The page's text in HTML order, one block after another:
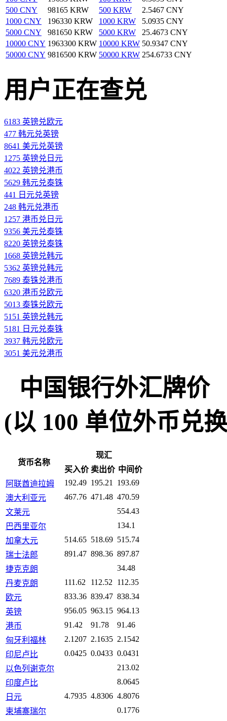
500 CNY
98165 KRW 500 KRW
2.5467 CNY
1000 CNY
196330 KRW 1000 KRW
5.0935 CNY
5000 CNY
981650 KRW 5000 KRW
25.4673 CNY
10000 CNY 1963300 KRW 10000 KRW 50.9347 CNY
50000 CNY 9816500 KRW 50000 KRW 254.6733 CNY
用户正在查兑
6183 英镑兑欧元
477 韩元兑英镑
8641 美元兑英镑
1275 英镑兑日元
4022 英镑兑港币
5629 韩元兑泰铢
441 日元兑英镑
248 韩元兑港币
1257 港币兑日元
9356 美元兑泰铢
8220 英镑兑泰铢
1668 英镑兑韩元
5362 英镑兑韩元
7689 泰铢兑港币
6320 港币兑欧元
5013 泰铢兑欧元
5151 英镑兑韩元
5181 日元兑泰铢
3937 韩元兑欧元
3051 美元兑港币
中国银行外汇牌价
(以 100 单位外币兑
货币名称
现汇
买入价 卖出价 中间价
阿联酋迪拉姆
192.49 195.21
193.69
澳大利亚元
467.76 471.48 470.59
文莱元
554.43
巴西里亚尔
134.1
加拿大元
514.65 518.69 515.74
瑞士法郎
891.47 898.36 897.87
捷克克朗
34.48
丹麦克朗
111.62 112.52
112.35
欧元
833.36 839.47 838.34
英镑
956.05 963.15 964.13
港币
91.42 91.78
91.46
匈牙利福林
2.1207 2.1635 2.1542
印尼卢比
0.0425 0.0433 0.0431
以色列谢克尔
213.02
印度卢比
8.0645
日元
4.7935 4.8306 4.8076
柬埔寨瑞尔
0.1776